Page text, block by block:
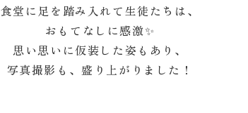
食堂に足を踏み入れて生徒たちは、
おもてなしに感激✨
思い思いに仮装した姿もあり、
写真撮影も、盛り上がりました！